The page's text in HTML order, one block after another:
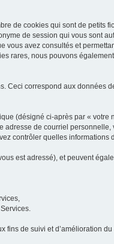
de cookies qui sont de petits
de session qui vous sont
avez consultés et
rares, nous pouvons
correspond aux données
(désigné ci-après par «
de courriel
contrôler quelles
est adressé), et peuvent
fins de suivi et d’amélioration du